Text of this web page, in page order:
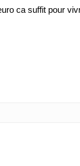
ca suffit pour